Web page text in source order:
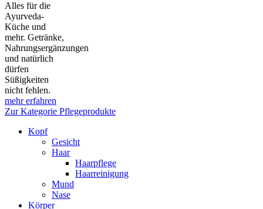
Alles für die
Ayurveda-
Küche und
mehr. Getränke,
Nahrungsergänzungen
und natürlich
dürfen
Süßigkeiten
nicht fehlen.
mehr erfahren
Zur Kategorie Pflegeprodukte
Kopf
Gesicht
Haar
Haarpflege
Haarreinigung
Mund
Nase
Körper